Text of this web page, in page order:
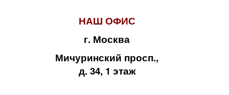
НАШ ОФИС
г. Москва
Мичуринский просп.,
д. 34, 1 этаж